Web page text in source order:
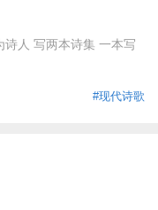
人 写两本诗集 一本写
#现代诗歌